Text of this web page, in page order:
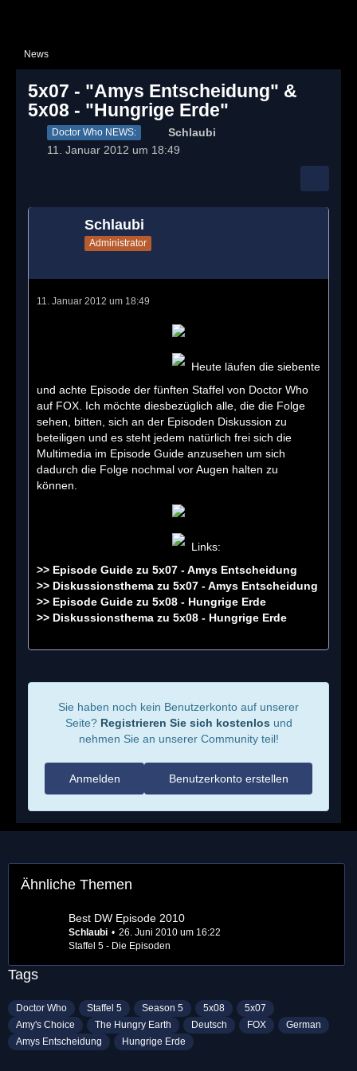
News
5x07 - "Amys Entscheidung" &
5x08 - "Hungrige Erde"
Doctor Who NEWS:
Schlaubi
11. Januar 2012 um 18:49
Schlaubi
Administrator
11. Januar 2012 um 18:49
Heute läufen die siebente
und achte Episode der fünften Staffel von Doctor Who
auf FOX. Ich möchte diesbezüglich alle, die die Folge
sehen, bitten, sich an der Episoden Diskussion zu
beteiligen und es steht jedem natürlich frei sich die
Multimedia im Episode Guide anzusehen um sich
dadurch die Folge nochmal vor Augen halten zu
können.
Links:
>> Episode Guide zu 5x07 - Amys Entscheidung
>> Diskussionsthema zu 5x07 - Amys Entscheidung
>> Episode Guide zu 5x08 - Hungrige Erde
>> Diskussionsthema zu 5x08 - Hungrige Erde
Sie haben noch kein Benutzerkonto auf unserer
Seite? Registrieren Sie sich kostenlos und
nehmen Sie an unserer Community teil!
Benutzerkonto erstellen
Anmelden
Ähnliche Themen
Best DW Episode 2010
Schlaubi
26. Juni 2010 um 16:22
Staffel 5 - Die Episoden
Tags
Doctor Who Staffel 5 Season 5 5x08
5x07
Amy's Choice
The Hungry Earth Deutsch FOX
German
Amys Entscheidung
Hungrige Erde